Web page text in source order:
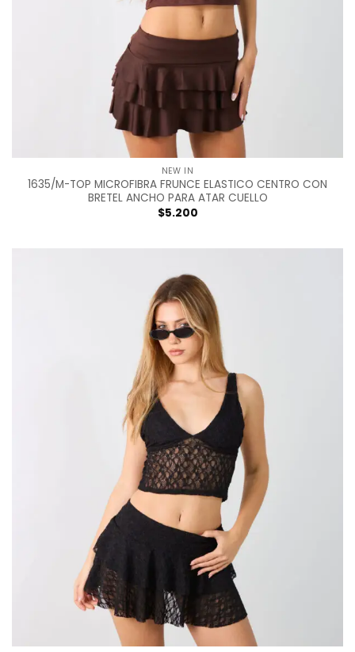
NEW IN
1635/M-TOP MICROFIBRA FRUNCE ELASTICO CENTRO CON
BRETEL ANCHO PARA ATAR CUELLO
$5.200